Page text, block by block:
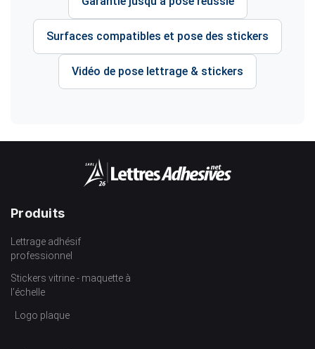
Surfaces compatibles et pose des stickers
Vidéo de pose lettrage & stickers
Produits
Lettrage adhésif
professionnel
Stickers vitrine - maquette à
l’échelle
Logo plaque